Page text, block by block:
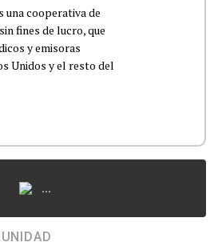
una cooperativa de
fines de lucro, que
y emisoras
Unidos y el resto del
...